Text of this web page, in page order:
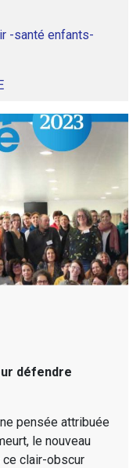
-santé enfants-
défendre
pensée attribuée
le nouveau
ce clair-obscur